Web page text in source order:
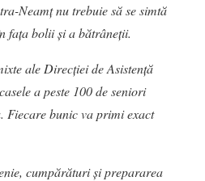
Neamț nu trebuie să se simtă
fața bolii și a bătrâneții.
ale Direcției de Asistență
a peste 100 de seniori
bunic va primi exact
cumpărături și prepararea